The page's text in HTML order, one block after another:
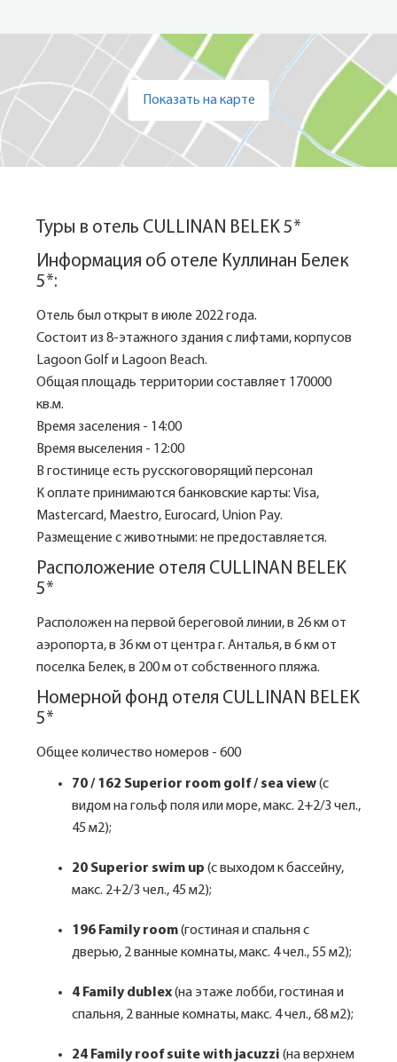
Показать на карте
Туры в отель CULLINAN BELEK 5*
Информация об отеле Куллинан Белек
5*:
Отель был открыт в июле 2022 года.
Состоит из 8-этажного здания с лифтами, корпусов
Lagoon Golf и Lagoon Beach.
Общая площадь территории составляет 170000
кв.м.
Время заселения - 14:00
Время выселения - 12:00
В гостинице есть русскоговорящий персонал
К оплате принимаются банковские карты: Visa,
Mastercard, Maestro, Eurocard, Union Pay.
Размещение с животными: не предоставляется.
Расположение отеля CULLINAN BELEK
5*
Расположен на первой береговой линии, в 26 км от
аэропорта, в 36 км от центра г. Анталья, в 6 км от
поселка Белек, в 200 м от собственного пляжа.
Номерной фонд отеля CULLINAN BELEK
5*
Общее количество номеров - 600
70 / 162 Superior room golf / sea view(с
видом на гольф поля или море, макс. 2+2/3 чел.,
45 м2);
20 Superior swim up (с выходом к бассейну,
макс. 2+2/3 чел., 45 м2);
196 Family room(гостиная и спальня с
дверью, 2 ванные комнаты, макс. 4 чел., 55 м2);
4 Family dublex(на этаже лобби, гостиная и
спальня, 2 ванные комнаты, макс. 4 чел., 68 м2);
24 Family roof suite with jacuzzi (на верхнем